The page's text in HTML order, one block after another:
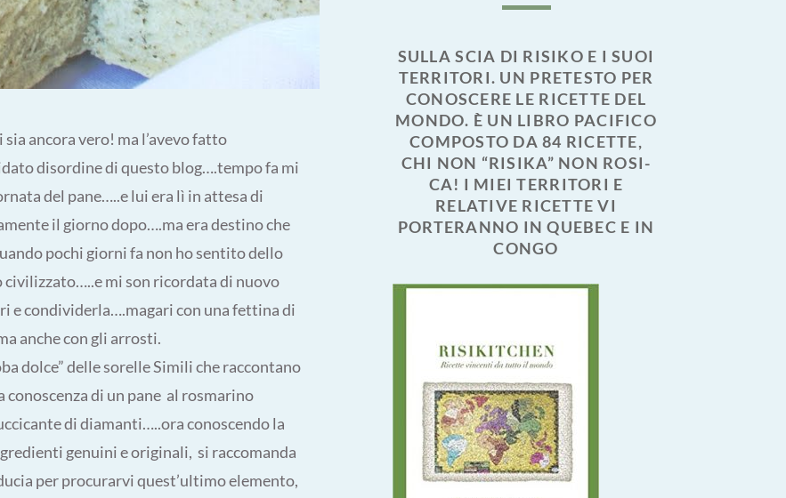
ancora vero! ma l’avevo fatto
disordine di questo blog….tempo fa mi
del pane…..e lui era lì in attesa di
il giorno dopo….ma era destino che
pochi giorni fa non ho sentito dello
civilizzato…..e mi son ricordata di nuovo
e condividerla….magari con una fettina di
anche con gli arrosti.
dolce” delle sorelle Simili che raccontano
di un pane al rosmarino
di diamanti…..ora conoscendo la
genuini e originali, si raccomanda
per procurarvi quest’ultimo elemento,
SULLA SCIA DI RISIKO E I SUOI
TERRITORI. UN PRETESTO PER
CONOSCERE LE RICETTE DEL
MONDO. È UN LIBRO PACIFICO
COMPOSTO DA 84 RICETTE,
CHI NON “RISIKA” NON ROSI-
CA! I MIEI TERRITORI E
RELATIVE RICETTE VI
PORTERANNO IN QUEBEC E IN
CONGO